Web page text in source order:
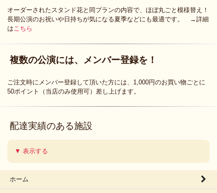
オーダーされたスタンド花と同プランの内容で、ほぼ丸ごと模様替え！
長期公演のお祝いや日持ちが気になる夏季などにも最適です。 →詳細
はこちら
複数の公演には、メンバー登録を！
ご注文時にメンバー登録して頂いた方には、1,000円のお買い物ごとに
50ポイント（当店のみ使用可）差し上げます。
配達実績のある施設
▼ 表示する
ホーム